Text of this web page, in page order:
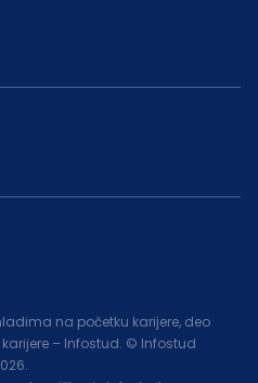
na početku karijere, deo
– Infostud. © Infostud
.